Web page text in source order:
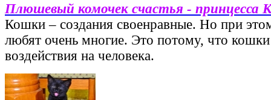
Плюшевый комочек счастья - принцесса
Кошки – создания своенравные. Но при
любят очень многие. Это потому, что кошки
воздействия на человека.